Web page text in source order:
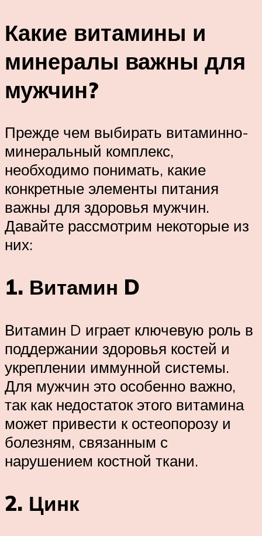
Какие витамины и
минералы важны для
мужчин?
Прежде чем выбирать витаминно-
минеральный комплекс,
необходимо понимать, какие
конкретные элементы питания
важны для здоровья мужчин.
Давайте рассмотрим некоторые из
них:
1. Витамин D
Витамин D играет ключевую роль в
поддержании здоровья костей и
укреплении иммунной системы.
Для мужчин это особенно важно,
так как недостаток этого витамина
может привести к остеопорозу и
болезням, связанным с
нарушением костной ткани.
2. Цинк